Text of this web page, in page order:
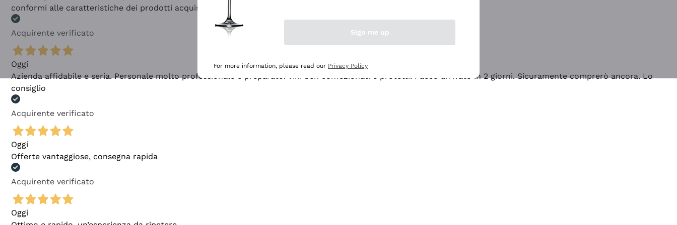
conformi alle caratteristiche dei prodotti acquistati
Acquirente verificato
Oggi
Azienda affidabile e seria. Personale molto professionale e preparato. Vini ben confezionati e protetti. Pacco arrivato in 2 giorni. Sicuramente comprerò ancora. Lo
consiglio
Acquirente verificato
Oggi
Offerte vantaggiose, consegna rapida
Acquirente verificato
Oggi
Sign me up
For more information, please read our Privacy Policy